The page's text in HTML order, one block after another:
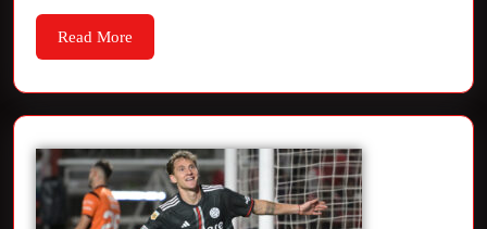
Read More